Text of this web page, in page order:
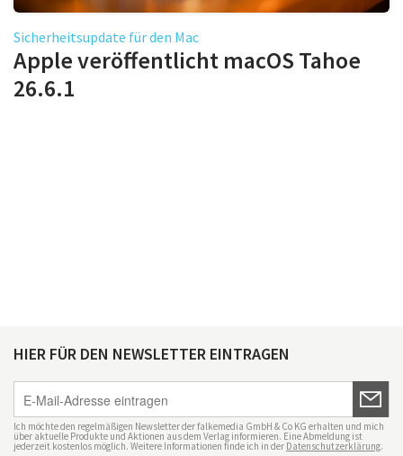
Sicherheitsupdate für den Mac
Apple veröffentlicht macOS Tahoe
26.6.1
HIER FÜR DEN NEWSLETTER EINTRAGEN
Ich möchte den regelmäßigen Newsletter der falkemedia GmbH & Co KG erhalten und mich
über aktuelle Produkte und Aktionen aus dem Verlag informieren. Eine Abmeldung ist
jederzeit kostenlos möglich. Weitere Informationen finde ich in der Datenschutzerklärung.